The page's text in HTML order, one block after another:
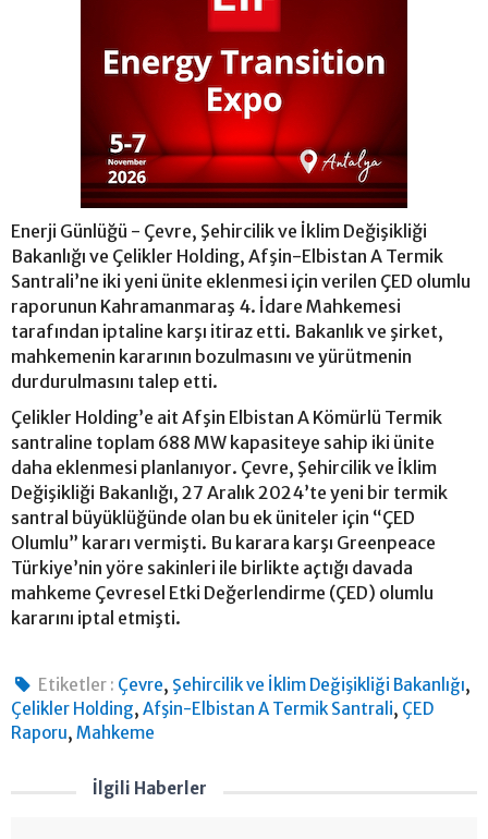
Enerji Günlüğü - Çevre, Şehircilik ve İklim Değişikliği
Bakanlığı ve Çelikler Holding, Afşin-Elbistan A Termik
Santrali’ne iki yeni ünite eklenmesi için verilen ÇED olumlu
raporunun Kahramanmaraş 4. İdare Mahkemesi
tarafından iptaline karşı itiraz etti. Bakanlık ve şirket,
mahkemenin kararının bozulmasını ve yürütmenin
durdurulmasını talep etti.
Çelikler Holding’e ait Afşin Elbistan A Kömürlü Termik
santraline toplam 688 MW kapasiteye sahip iki ünite
daha eklenmesi planlanıyor. Çevre, Şehircilik ve İklim
Değişikliği Bakanlığı, 27 Aralık 2024’te yeni bir termik
santral büyüklüğünde olan bu ek üniteler için “ÇED
Olumlu” kararı vermişti. Bu karara karşı Greenpeace
Türkiye’nin yöre sakinleri ile birlikte açtığı davada
mahkeme Çevresel Etki Değerlendirme (ÇED) olumlu
kararını iptal etmişti.
Etiketler : Çevre, Şehircilik ve İklim Değişikliği Bakanlığı,
Çelikler Holding, Afşin-Elbistan A Termik Santrali, ÇED
Raporu, Mahkeme
İlgili Haberler